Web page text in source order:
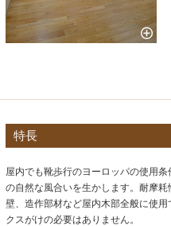
特長
屋内でも靴歩行のヨーロッパの使用
の自然な風合いを生かします。耐摩
壁、造作部材など屋内木部全般に使
クスがけの必要はありません。